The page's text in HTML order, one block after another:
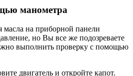
манометра
масла на приборной панели
но Вы все же подозреваете
выполнить проверку с помощью
двигатель и откройте капот.